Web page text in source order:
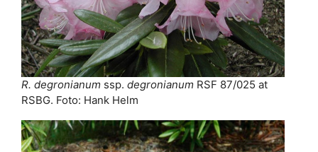
R. degronianum ssp. degronianum RSF 87/025 at
RSBG. Foto: Hank Helm